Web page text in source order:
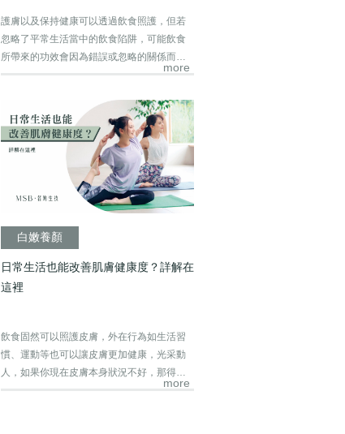
護膚以及保持健康可以透過飲食照護，但若
忽略了平常生活當中的飲食陷阱，可能飲食
所帶來的功效會因為錯誤或忽略的關係而大
more
白嫩養顏
日常生活也能改善肌膚健康度？詳解在
這裡
飲食固然可以照護皮膚，外在行為如生活習
慣、運動等也可以讓皮膚更加健康，光采動
人，如果你現在皮膚本身狀況不好，那得應
more